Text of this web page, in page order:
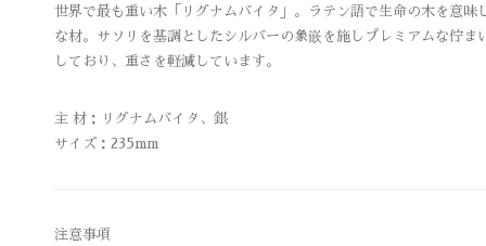
世界で最も重い木「リグナムバイタ」。ラテン語で生命の木を意
な材。サソリを基調としたシルバーの象嵌を施しプレミアムな佇ま
しており、重さを軽減しています。
主 材：リグナムバイタ、銀
サイズ：235mm
注意事項